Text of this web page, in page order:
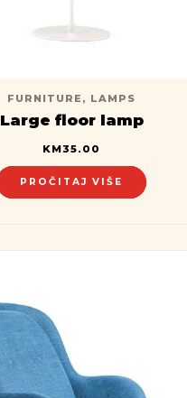
FURNITURE , LAMPS
Large floor lamp
KM35.00
PROČITAJ VIŠE